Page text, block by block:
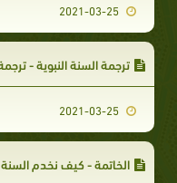
ترجمة السنة النبوية -
الخاتمة - كيف نخدم السنة